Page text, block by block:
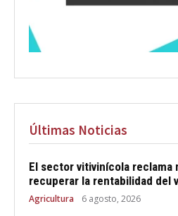
Últimas Noticias
El sector vitivinícola reclama
recuperar la rentabilidad del
Agricultura 6 agosto, 2026